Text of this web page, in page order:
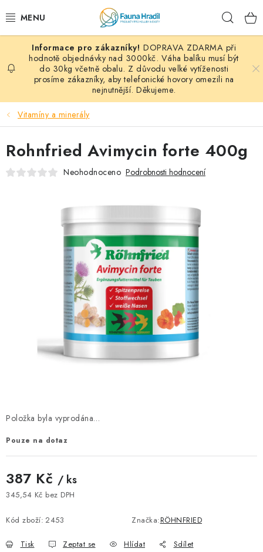
na
PAPOUŠCI A EXOTI
ZRNINY A OBILOVINY
MDM KRMIVA
BLOG
KONTAKT
KRÁLÍCI A HLODAVCI
PRO ZAHRADKÁŘE
VÝPRODEJ
Slevy Naše prodejna
Detail objednávky
Podmínky ochrany osobních údajů
Mapa serveru
DOPRAVA ZDARMA při
hodnotě objednávky nad 3000kč. Váha balíku musí být
do 30kg včetně obalu. Z důvodu velké vytíženosti
prosíme zákazníky, aby telefonické hovory omezili na
nejnutnější. Děkujeme.
Vitamíny a minerály
Položka byla vyprodána…
Pouze na dotaz
387 Kč / ks
345,54 Kč bez DPH
Kód zboží: 2453 Značka:RÖHNFRIED
Tisk Zeptat se Hlídat Sdílet
Rohnfried Avimycin forte 400g
Neohodnoceno Podrobnosti hodnocení